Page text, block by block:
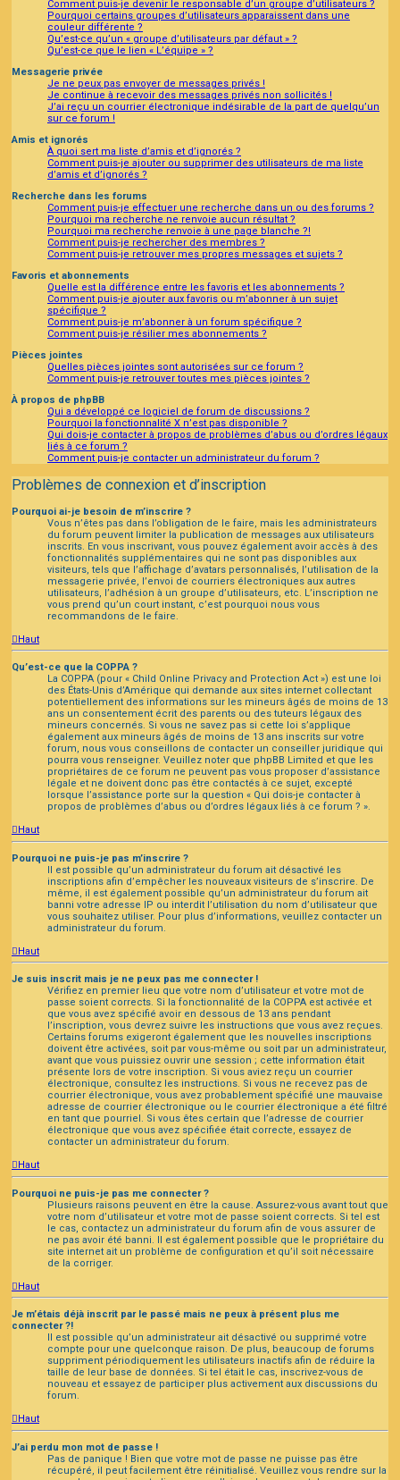
Comment puis-je devenir le responsable d’un groupe d’utilisateurs ?
Pourquoi certains groupes d’utilisateurs apparaissent dans une
couleur différente ?
Qu’est-ce qu’un « groupe d’utilisateurs par défaut » ?
Qu’est-ce que le lien « L’équipe » ?
Messagerie privée
Je ne peux pas envoyer de messages privés !
Je continue à recevoir des messages privés non sollicités !
J’ai reçu un courrier électronique indésirable de la part de quelqu’un
sur ce forum !
Amis et ignorés
À quoi sert ma liste d’amis et d’ignorés ?
Comment puis-je ajouter ou supprimer des utilisateurs de ma liste
d’amis et d’ignorés ?
Recherche dans les forums
Comment puis-je effectuer une recherche dans un ou des forums ?
Pourquoi ma recherche ne renvoie aucun résultat ?
Pourquoi ma recherche renvoie à une page blanche ?!
Comment puis-je rechercher des membres ?
Comment puis-je retrouver mes propres messages et sujets ?
Favoris et abonnements
Quelle est la différence entre les favoris et les abonnements ?
Comment puis-je ajouter aux favoris ou m’abonner à un sujet
spécifique ?
Comment puis-je m’abonner à un forum spécifique ?
Comment puis-je résilier mes abonnements ?
Pièces jointes
Quelles pièces jointes sont autorisées sur ce forum ?
Comment puis-je retrouver toutes mes pièces jointes ?
À propos de phpBB
Qui a développé ce logiciel de forum de discussions ?
Pourquoi la fonctionnalité X n’est pas disponible ?
Qui dois-je contacter à propos de problèmes d’abus ou d’ordres légaux
liés à ce forum ?
Comment puis-je contacter un administrateur du forum ?
Problèmes de connexion et d’inscription
Pourquoi ai-je besoin de m’inscrire ?
Vous n’êtes pas dans l’obligation de le faire, mais les administrateurs
du forum peuvent limiter la publication de messages aux utilisateurs
inscrits. En vous inscrivant, vous pouvez également avoir accès à des
fonctionnalités supplémentaires qui ne sont pas disponibles aux
visiteurs, tels que l’affichage d’avatars personnalisés, l’utilisation de la
messagerie privée, l’envoi de courriers électroniques aux autres
utilisateurs, l’adhésion à un groupe d’utilisateurs, etc. L’inscription ne
vous prend qu’un court instant, c’est pourquoi nous vous
recommandons de le faire.
Haut
Qu’est-ce que la COPPA ?
La COPPA (pour « Child Online Privacy and Protection Act ») est une loi
des États-Unis d’Amérique qui demande aux sites internet collectant
potentiellement des informations sur les mineurs âgés de moins de 13
ans un consentement écrit des parents ou des tuteurs légaux des
mineurs concernés. Si vous ne savez pas si cette loi s’applique
également aux mineurs âgés de moins de 13 ans inscrits sur votre
forum, nous vous conseillons de contacter un conseiller juridique qui
pourra vous renseigner. Veuillez noter que phpBB Limited et que les
propriétaires de ce forum ne peuvent pas vous proposer d’assistance
légale et ne doivent donc pas être contactés à ce sujet, excepté
lorsque l’assistance porte sur la question « Qui dois-je contacter à
propos de problèmes d’abus ou d’ordres légaux liés à ce forum ? ».
Haut
Pourquoi ne puis-je pas m’inscrire ?
Il est possible qu’un administrateur du forum ait désactivé les
inscriptions afin d’empêcher les nouveaux visiteurs de s’inscrire. De
même, il est également possible qu’un administrateur du forum ait
banni votre adresse IP ou interdit l’utilisation du nom d’utilisateur que
vous souhaitez utiliser. Pour plus d’informations, veuillez contacter un
administrateur du forum.
Haut
Je suis inscrit mais je ne peux pas me connecter !
Vérifiez en premier lieu que votre nom d’utilisateur et votre mot de
passe soient corrects. Si la fonctionnalité de la COPPA est activée et
que vous avez spécifié avoir en dessous de 13 ans pendant
l’inscription, vous devrez suivre les instructions que vous avez reçues.
Certains forums exigeront également que les nouvelles inscriptions
doivent être activées, soit par vous-même ou soit par un administrateur,
avant que vous puissiez ouvrir une session ; cette information était
présente lors de votre inscription. Si vous aviez reçu un courrier
électronique, consultez les instructions. Si vous ne recevez pas de
courrier électronique, vous avez probablement spécifié une mauvaise
adresse de courrier électronique ou le courrier électronique a été filtré
en tant que pourriel. Si vous êtes certain que l’adresse de courrier
électronique que vous avez spécifiée était correcte, essayez de
contacter un administrateur du forum.
Haut
Pourquoi ne puis-je pas me connecter ?
Plusieurs raisons peuvent en être la cause. Assurez-vous avant tout que
votre nom d’utilisateur et votre mot de passe soient corrects. Si tel est
le cas, contactez un administrateur du forum afin de vous assurer de
ne pas avoir été banni. Il est également possible que le propriétaire du
site internet ait un problème de configuration et qu’il soit nécessaire
de la corriger.
Haut
Je m’étais déjà inscrit par le passé mais ne peux à présent plus me
connecter ?!
Il est possible qu’un administrateur ait désactivé ou supprimé votre
compte pour une quelconque raison. De plus, beaucoup de forums
suppriment périodiquement les utilisateurs inactifs afin de réduire la
taille de leur base de données. Si tel était le cas, inscrivez-vous de
nouveau et essayez de participer plus activement aux discussions du
forum.
Haut
J’ai perdu mon mot de passe !
Pas de panique ! Bien que votre mot de passe ne puisse pas être
récupéré, il peut facilement être réinitialisé. Veuillez vous rendre sur la